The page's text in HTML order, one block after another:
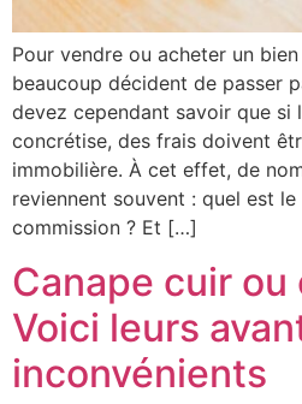
Pour vendre ou acheter un
beaucoup décident de passer
devez cependant savoir que si
concrétise, des frais doivent
immobilière. À cet effet, de
reviennent souvent : quel est
commission ? Et […]
Canape cuir ou
Voici leurs
inconvénients